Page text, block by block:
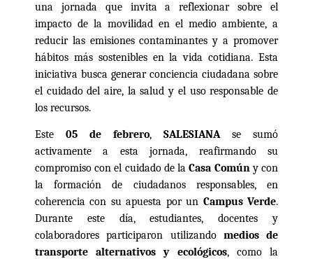
una jornada que invita a reflexionar sobre el
impacto de la movilidad en el medio ambiente, a
reducir las emisiones contaminantes y a promover
hábitos más sostenibles en la vida cotidiana. Esta
iniciativa busca generar conciencia ciudadana sobre
el cuidado del aire, la salud y el uso responsable de
los recursos.
Este 05 de febrero, SALESIANAse sumó
activamente a esta jornada, reafirmando su
compromiso con el cuidado de laCasa Comúny con
la formación de ciudadanos responsables, en
coherencia con su apuesta por un Campus Verde.
Durante este día, estudiantes, docentes y
colaboradores participaron utilizando medios de
transporte alternativos y ecológicos, como la